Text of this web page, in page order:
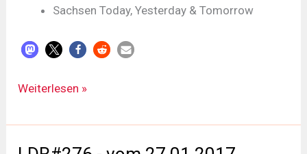
Sachsen Today, Yesterday & Tomorrow
LDR#277
vom
10.02.2017
Weiterlesen »